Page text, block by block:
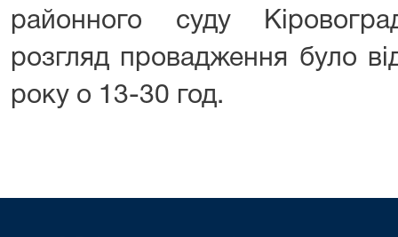
районного суду
розгляд провадження було
року о 13-30 год.